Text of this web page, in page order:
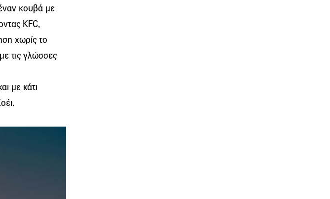
κουβά με
KFC,
χωρίς το
τις γλώσσες
με κάτι